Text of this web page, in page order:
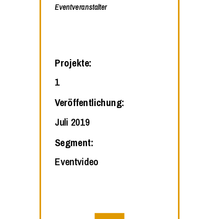
Eventveranstalter
Projekte:
1
Veröffentlichung:
Juli 2019
Segment:
Eventvideo